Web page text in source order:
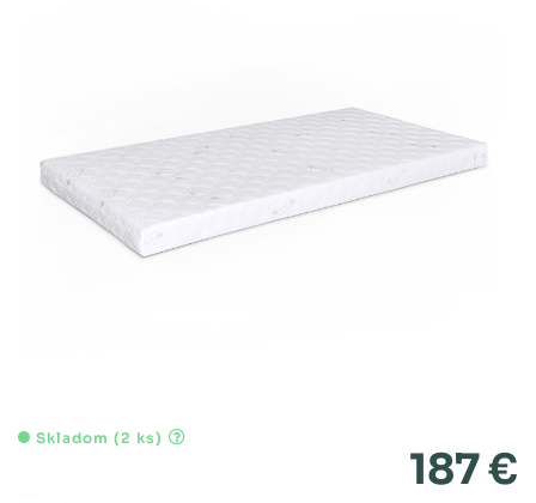
Skladom (2 ks)
187 €